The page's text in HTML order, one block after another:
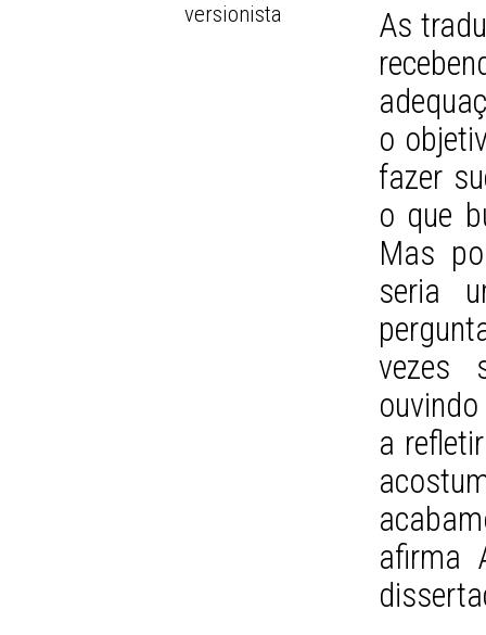
versionista
As
o
fazer
o que
Mas
seria
vezes
a
afirma